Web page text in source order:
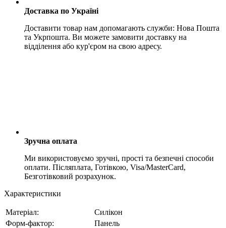
Доставка по Україні
Доставити товар нам допомагають служби: Нова Пошта
та Укрпошта. Ви можете замовити доставку на
відділення або кур'єром на свою адресу.
Зручна оплата
Ми використовуємо зручні, прості та безпечні способи
оплати. Післяплата, Готівкою, Visa/MasterCard,
Безготівковий розрахунок.
Характеристики
Матеріал:
Силікон
Форм-фактор:
Панель